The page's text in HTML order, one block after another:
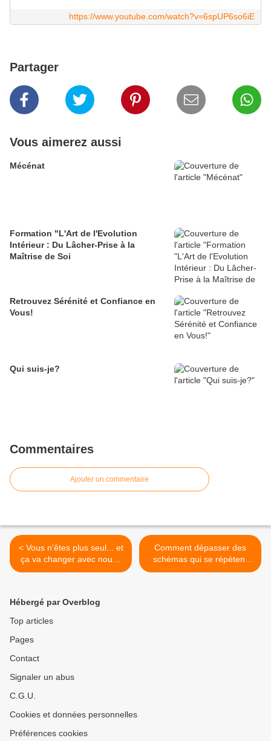
https://www.youtube.com/watch?v=6spUP6so6iE
Partager
Vous aimerez aussi
Mécénat
Formation "L'Art de l'Evolution
Intérieur : Du Lâcher-Prise à la
Maîtrise de Soi
Retrouvez Sérénité et Confiance en
Vous!
Qui suis-je?
Commentaires
Ajouter un commentaire
< Vous n'êtes plus seul... et
ça va changer avec nous !
Julien Vidal
Comment dépasser des
schémas qui se répètent
dans la vie >
Hébergé par Overblog
Top articles
Pages
Contact
Signaler un abus
C.G.U.
Cookies et données personnelles
Préférences cookies